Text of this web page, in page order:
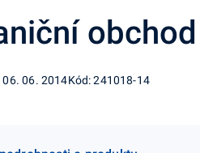
06. 06. 2014Kód: 241018-14